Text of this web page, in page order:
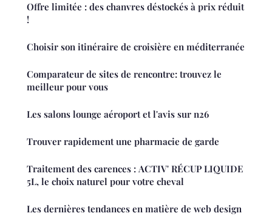
Offre limitée : des chanvres déstockés à prix réduit
!
Choisir son itinéraire de croisière en méditerranée
Comparateur de sites de rencontre: trouvez le
meilleur pour vous
Les salons lounge aéroport et l'avis sur n26
Trouver rapidement une pharmacie de garde
Traitement des carences : ACTIV' RÉCUP LIQUIDE
5L, le choix naturel pour votre cheval
Les dernières tendances en matière de web design